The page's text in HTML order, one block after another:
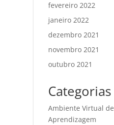
fevereiro 2022
janeiro 2022
dezembro 2021
novembro 2021
outubro 2021
Categorias
Ambiente Virtual de
Aprendizagem